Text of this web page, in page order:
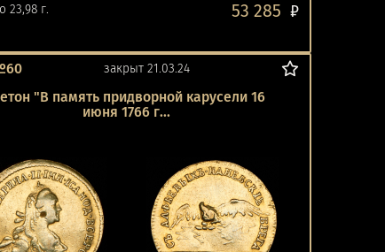
23,98 г.
53 285 ₽
закрыт 21.03.24
"В память придворной карусели 16
июня 1766 г...